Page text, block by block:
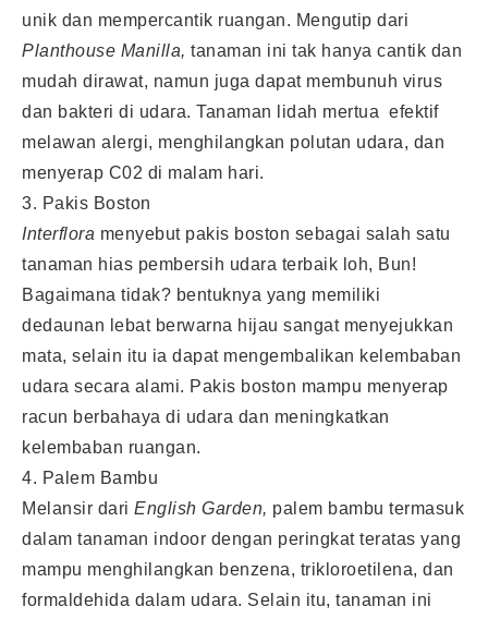
unik dan mempercantik ruangan. Mengutip dari
Planthouse Manilla, tanaman ini tak hanya cantik dan
mudah dirawat, namun juga dapat membunuh virus
dan bakteri di udara. Tanaman lidah mertua efektif
melawan alergi, menghilangkan polutan udara, dan
menyerap C02 di malam hari.
3. Pakis Boston
Interflora menyebut pakis boston sebagai salah satu
tanaman hias pembersih udara terbaik loh, Bun!
Bagaimana tidak? bentuknya yang memiliki
dedaunan lebat berwarna hijau sangat menyejukkan
mata, selain itu ia dapat mengembalikan kelembaban
udara secara alami. Pakis boston mampu menyerap
racun berbahaya di udara dan meningkatkan
kelembaban ruangan.
4. Palem Bambu
Melansir dari English Garden, palem bambu termasuk
dalam tanaman indoor dengan peringkat teratas yang
mampu menghilangkan benzena, trikloroetilena, dan
formaldehida dalam udara. Selain itu, tanaman ini